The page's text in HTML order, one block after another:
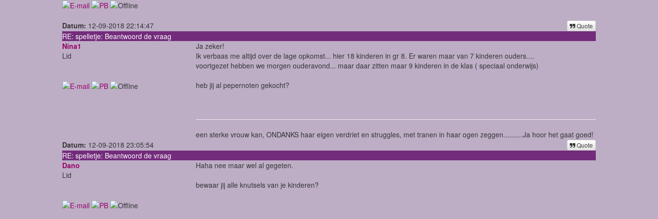
Datum: 12-09-2018 22:14:47 Quote
RE: spelletje: Beantwoord de vraag
Nina1
Lid
Ja zeker!
Ik verbaas me altijd over de lage opkomst... hier 18 kinderen in gr 8. Er waren maar van 7 kinderen ouders....
voortgezet hebben we morgen ouderavond... maar daar zitten maar 9 kinderen in de klas ( speciaal onderwijs)
heb jij al pepernoten gekocht?
een sterke vrouw kan, ONDANKS haar eigen verdriet en struggles, met tranen in haar ogen zeggen..........Ja hoor het gaat goed!
Datum: 12-09-2018 23:05:54 Quote
RE: spelletje: Beantwoord de vraag
Dano
Lid
Haha nee maar wel al gegeten.
bewaar jij alle knutsels van je kinderen?